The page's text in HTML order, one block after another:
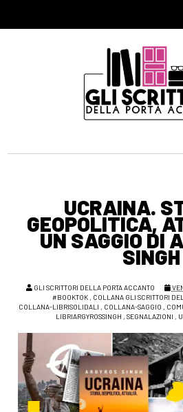
UCRAINA.
GEOPOLITICA,
UN SAGGIO DI
SINGH
GLI SCRITTORI DELLA PORTA ACCANTO
#BOOKTOK , COLLANA GLI SCRITTORI
COLLANA-LIBRISOLIDALI , COLLANA-SAGGIO ,
LIBRIARGYROSSINGH ,SEGNALAZIONI ,